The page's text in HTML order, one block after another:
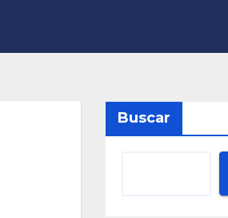
Buscar